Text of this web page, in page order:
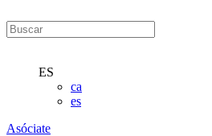
ES
ca
es
Asóciate